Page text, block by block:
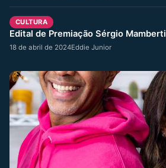
CULTURA
Edital de Premiação Sérgio Mamberti
18 de abril de 2024Eddie Junior